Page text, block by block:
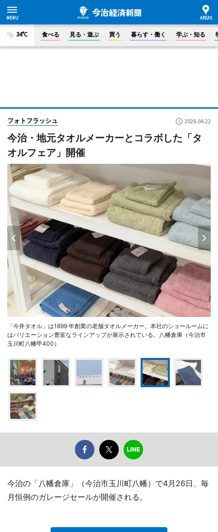
34°C 食べる 見る・遊ぶ 買う 暮らす・働く 学ぶ・知る
フォトフラッシュ 2026.04.22
今治・地元タオルメーカーとコラボした「タ
オルフェア」開催
「今井タオル」は1899 年創業の老舗タオルメーカー。本社のショールームに
はバリエーション豊富なラインアップが展示されている。八幡倉庫（今治市
玉川町八幡甲400）
今治の「八幡倉庫」（今治市玉川町八幡）で4月26日、毎
月恒例のガレージセールが開催される。